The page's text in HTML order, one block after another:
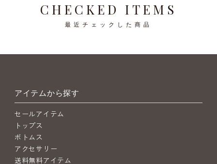
CHECKED ITEMS
最近チェックした商品
アイテムから探す
セールアイテム
トップス
ボトムス
アクセサリー
送料無料アイテム